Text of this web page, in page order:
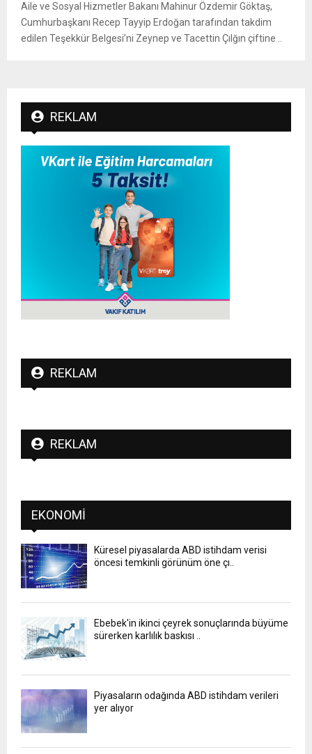
Aile ve Sosyal Hizmetler Bakanı Mahinur Özdemir Göktaş,
Cumhurbaşkanı Recep Tayyip Erdoğan tarafından takdim
edilen Teşekkür Belgesi’ni Zeynep ve Tacettin Çılğın çiftine ..
REKLAM
REKLAM
REKLAM
EKONOMI
Küresel piyasalarda ABD istihdam verisi
öncesi temkinli görünüm öne çı..
Ebebek'in ikinci çeyrek sonuçlarında büyüme
sürerken karlılık baskısı ..
Piyasaların odağında ABD istihdam verileri
yer alıyor